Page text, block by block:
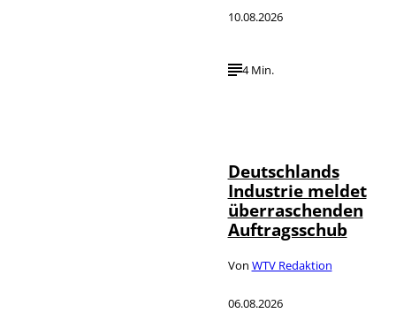
10.08.2026
4 Min.
Deutschlands
Industrie meldet
überraschenden
Auftragsschub
Von WTV Redaktion
06.08.2026